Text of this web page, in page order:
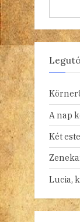
A nap
Két
Lucia,